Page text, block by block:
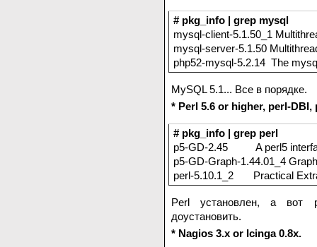
# pkg_info | grep mysql
mysql-client-5.1.50_1
mysql-server-5.1.50
php52-mysql-5.2.14 The
MySQL 5.1... Все в порядке.
* Perl 5.6 or higher, perl-DBI,
# pkg_info | grep perl
p5-GD-2.45 A perl5
p5-GD-Graph-1.44.01_4
perl-5.10.1_2 Practical
Perl установлен, а вот
доустановить.
* Nagios 3.x or Icinga 0.8x.